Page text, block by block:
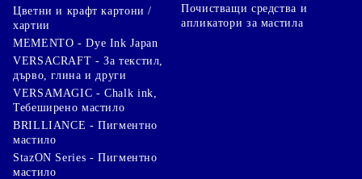
Цветни и крафт картони /
хартии
Почистващи средства и
апликатори за мастила
MEMENTO - Dye Ink Japan
VERSACRAFT - За текстил,
дърво, глина и други
VERSAMAGIC - Chalk ink,
Тебеширено мастило
BRILLIANCE - Пигментно
мастило
StazON Series - Пигментно
мастило